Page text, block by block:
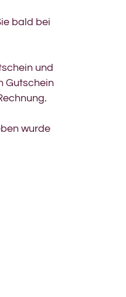
bald bei
und
Gutschein
wurde